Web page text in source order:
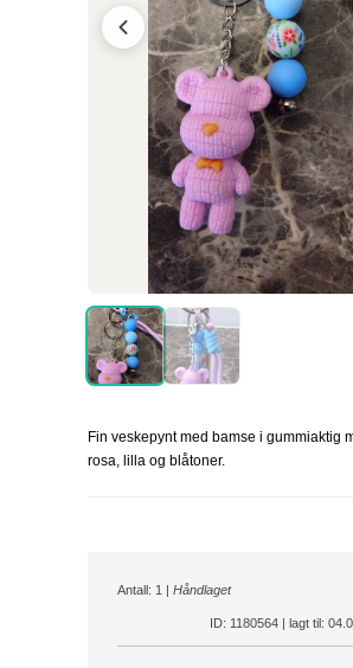
Fin veskepynt med bamse i gummiaktig
rosa, lilla og blåtoner.
Antall: 1 | Håndlaget
ID: 1180564 | lagt til: